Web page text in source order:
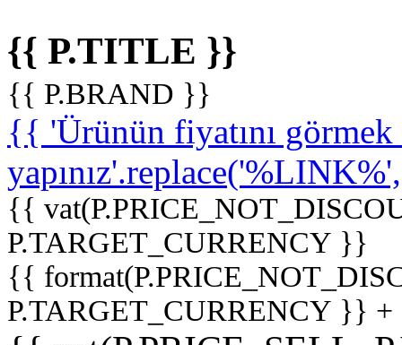
{{ P.TITLE }}
{{ P.BRAND }}
{{ 'Ürünün fiyatını
{{
P.TARGET_CURRENCY }}
{{
P.TARGET_CURRENCY }}